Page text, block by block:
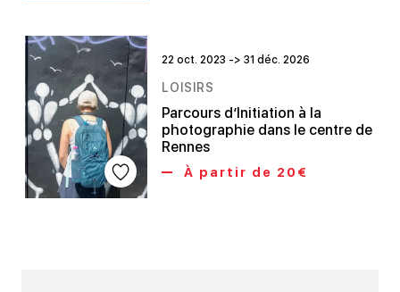
22 oct. 2023 -> 31 déc. 2026
LOISIRS
Parcours d’Initiation à la
photographie dans le centre de
Rennes
À partir de 20€